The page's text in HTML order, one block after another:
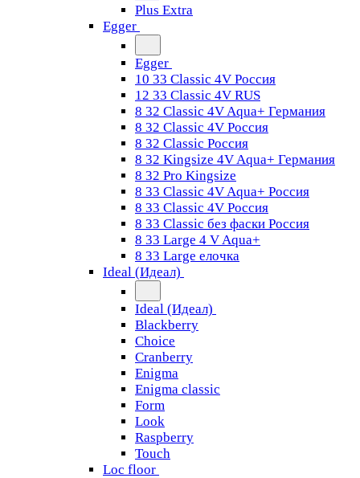
Plus Extra
Egger
Egger
10 33 Classic 4V Россия
12 33 Classic 4V RUS
8 32 Classic 4V Aqua+ Германия
8 32 Classic 4V Россия
8 32 Classic Россия
8 32 Kingsize 4V Aqua+ Германия
8 32 Pro Kingsize
8 33 Classic 4V Aqua+ Россия
8 33 Classic 4V Россия
8 33 Classic без фаски Россия
8 33 Large 4 V Aqua+
8 33 Large елочка
Ideal (Идеал)
Ideal (Идеал)
Blackberry
Choice
Cranberry
Enigma
Enigma classic
Form
Look
Raspberry
Touch
Loc floor